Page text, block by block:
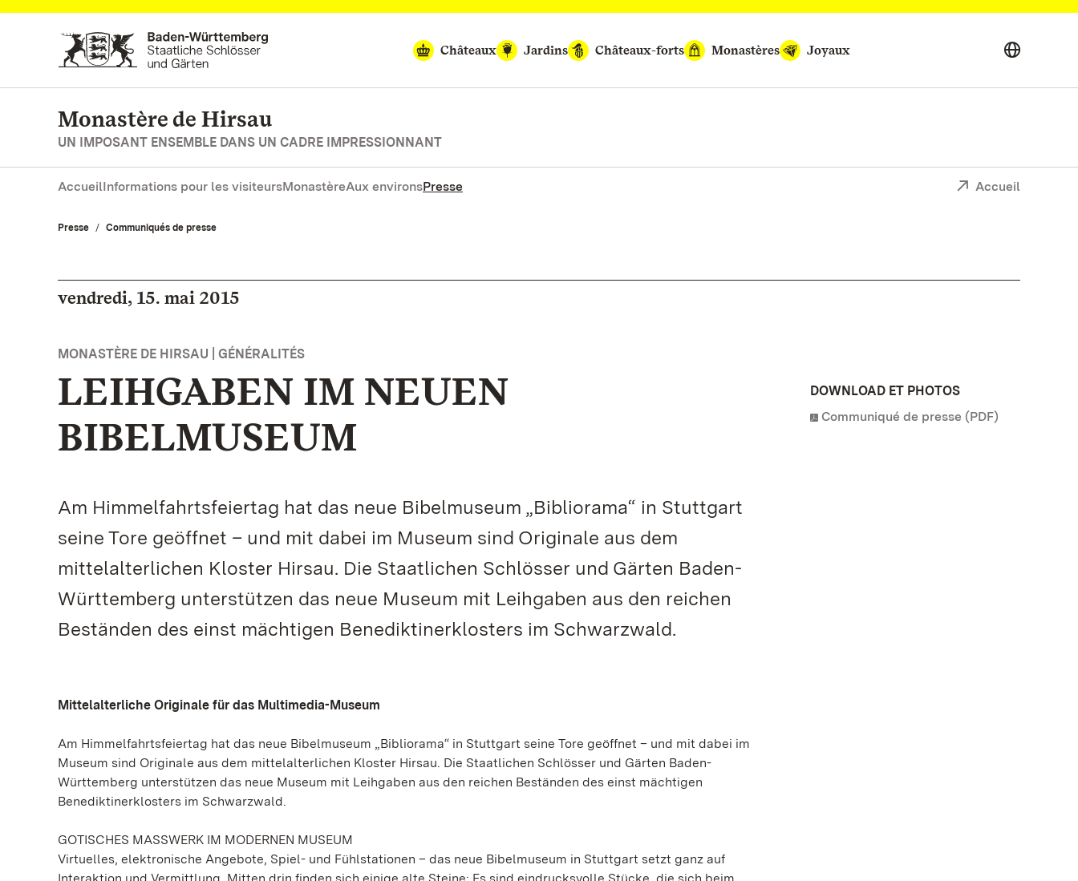
Vers la page d’accueil
Châteaux
Jardins Châteaux-forts Monastères Joyaux
Monastère de Hirsau
UN IMPOSANT ENSEMBLE DANS UN CADRE IMPRESSIONNANT
AccueilInformations pour les visiteursMonastèreAux environsPresse Accueil
Presse Communiqués de presse
vendredi, 15. mai 2015
MONASTÈRE DE HIRSAU | GÉNÉRALITÉS
LEIHGABEN IM NEUEN
BIBELMUSEUM
Am Himmelfahrtsfeiertag hat das neue Bibelmuseum „Bibliorama“ in Stuttgart
seine Tore geöffnet – und mit dabei im Museum sind Originale aus dem
mittelalterlichen Kloster Hirsau. Die Staatlichen Schlösser und Gärten Baden-
Württemberg unterstützen das neue Museum mit Leihgaben aus den reichen
Beständen des einst mächtigen Benediktinerklosters im Schwarzwald.
Mittelalterliche Originale für das Multimedia-Museum
Am Himmelfahrtsfeiertag hat das neue Bibelmuseum „Bibliorama“ in Stuttgart seine Tore geöffnet – und mit dabei im
Museum sind Originale aus dem mittelalterlichen Kloster Hirsau. Die Staatlichen Schlösser und Gärten Baden-
Württemberg unterstützen das neue Museum mit Leihgaben aus den reichen Beständen des einst mächtigen
Benediktinerklosters im Schwarzwald.
GOTISCHES MASSWERK IM MODERNEN MUSEUM
Virtuelles, elektronische Angebote, Spiel- und Fühlstationen – das neue Bibelmuseum in Stuttgart setzt ganz auf
DOWNLOAD ET PHOTOS
Communiqué de presse (PDF)